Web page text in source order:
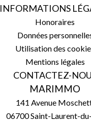
INFORMATIONS
Honoraires
Données
Utilisation des
Mentions légales
CONTACTEZ-
MARIMMO
141 Avenue
06700Saint-Laurent-